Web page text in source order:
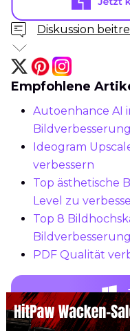
Diskussion
Empfohlene
Autoenhance AI
Ideogram
verbessern
Top ästhetische
Level zu
Top 8
PDF Qualität